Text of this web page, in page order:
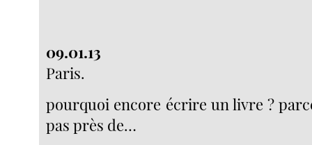
09.01.13
Paris.
pourquoi encore écrire un livre ?
pas près de…